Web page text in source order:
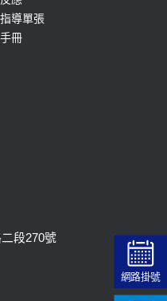
疫苗】門診
檢查服務
囊！膽結石、
導單張
冊
段270號
網路掛號